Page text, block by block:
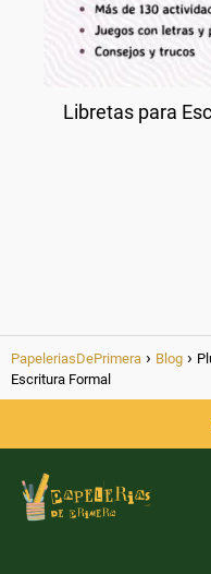
Libretas para
PapeleriasDePrimera Blog
Escritura Formal